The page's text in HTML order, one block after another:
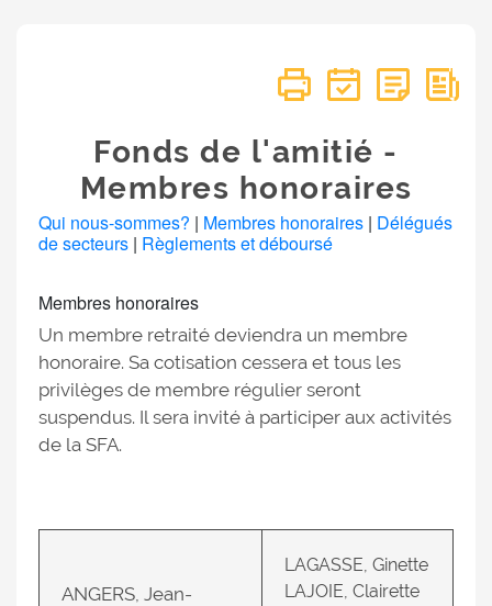
Fonds de l'amitié -
Membres honoraires
Qui nous-sommes? | Membres honoraires | Délégués
de secteurs | Règlements et déboursé
Membres honoraires
Un membre retraité deviendra un membre
honoraire. Sa cotisation cessera et tous les
privilèges de membre régulier seront
suspendus. Il sera invité à participer aux activités
de la SFA.
ANGERS, Jean-
LAGASSE, Ginette
LAJOIE, Clairette